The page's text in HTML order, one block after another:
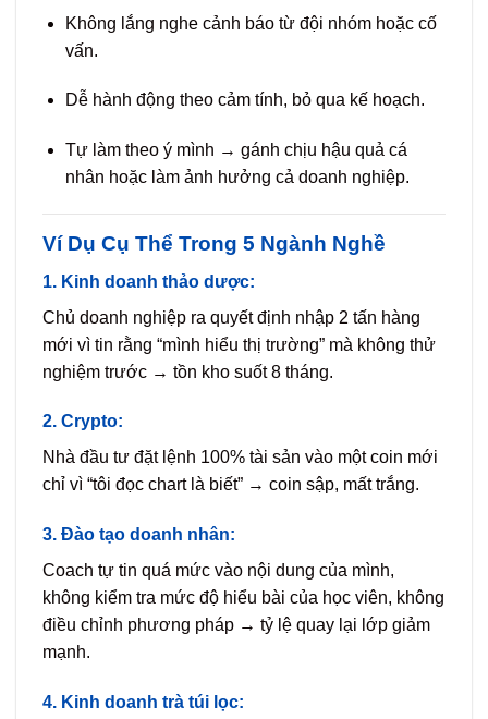
Không lắng nghe cảnh báo từ đội nhóm hoặc cố
vấn.
Dễ hành động theo cảm tính, bỏ qua kế hoạch.
Tự làm theo ý mình → gánh chịu hậu quả cá
nhân hoặc làm ảnh hưởng cả doanh nghiệp.
Ví Dụ Cụ Thể Trong 5 Ngành Nghề
1. Kinh doanh thảo dược:
Chủ doanh nghiệp ra quyết định nhập 2 tấn hàng
mới vì tin rằng “mình hiểu thị trường” mà không thử
nghiệm trước → tồn kho suốt 8 tháng.
2. Crypto:
Nhà đầu tư đặt lệnh 100% tài sản vào một coin mới
chỉ vì “tôi đọc chart là biết” → coin sập, mất trắng.
3. Đào tạo doanh nhân:
Coach tự tin quá mức vào nội dung của mình,
không kiểm tra mức độ hiểu bài của học viên, không
điều chỉnh phương pháp → tỷ lệ quay lại lớp giảm
mạnh.
4. Kinh doanh trà túi lọc: